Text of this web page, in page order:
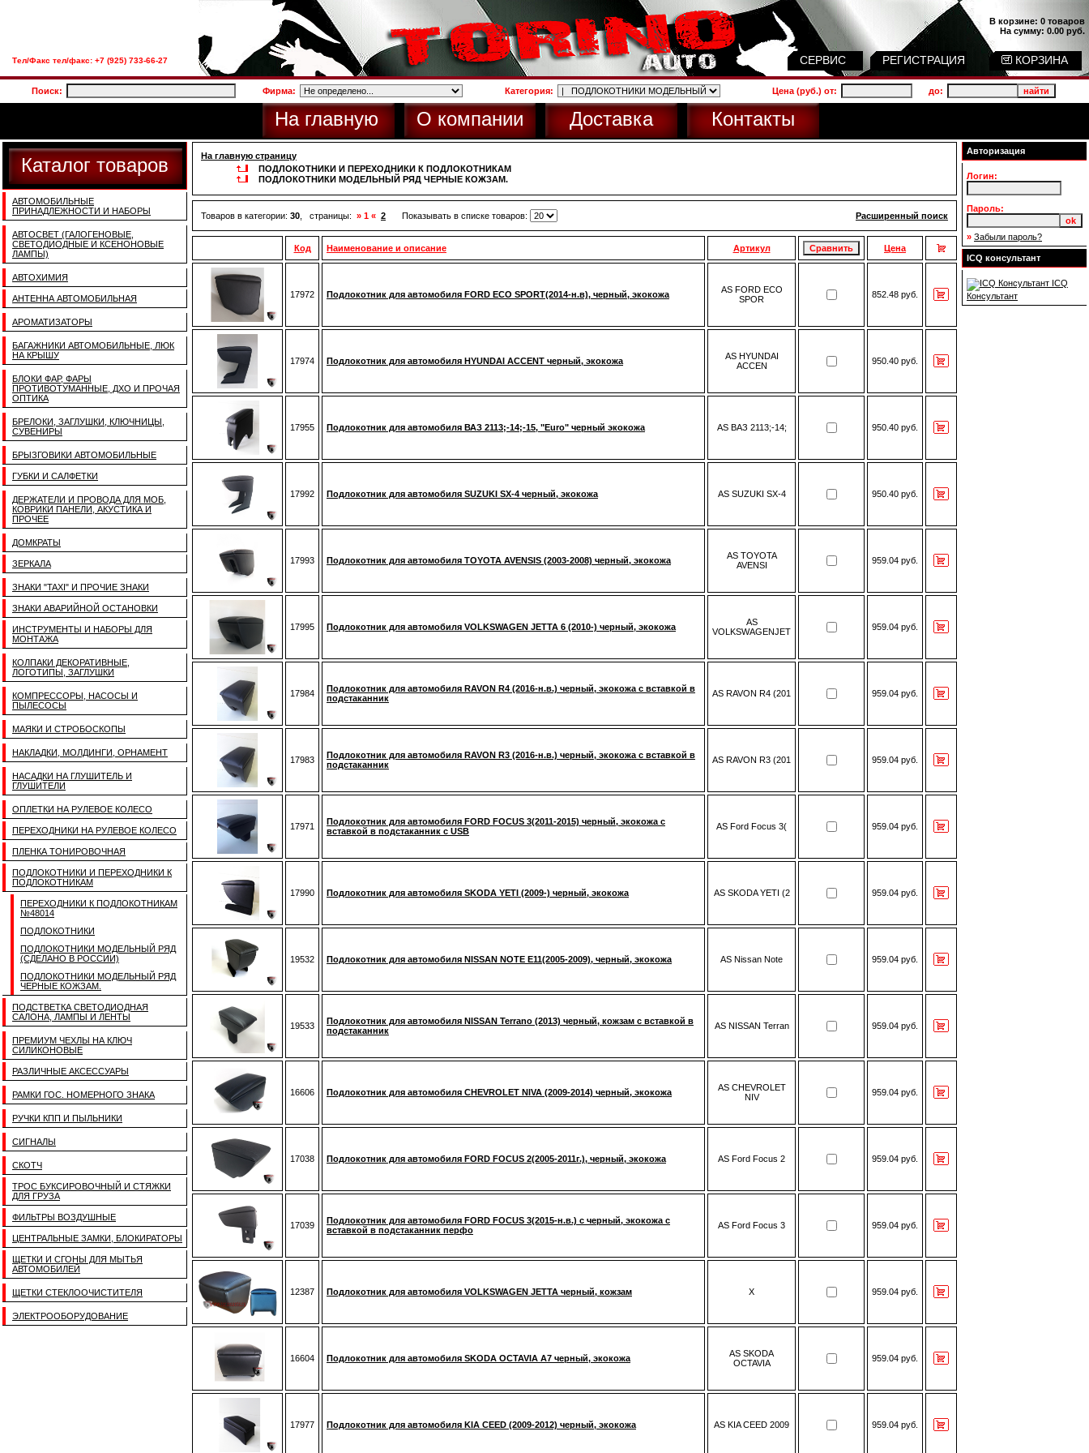
В корзине: 0 товаров
На сумму: 0.00 руб.
Тел/Факс тел/факс: +7 (925) 733-66-27 СЕРВИС РЕГИСТРАЦИЯ КОРЗИНА
Поиск: Фирма: Категория: Цена (руб.) от: до:
На главную О компании Доставка Контакты
Каталог товаров
АВТОМОБИЛЬНЫЕ
ПРИНАДЛЕЖНОСТИ И НАБОРЫ
АВТОСВЕТ (ГАЛОГЕНОВЫЕ,
СВЕТОДИОДНЫЕ И КСЕНОНОВЫЕ
ЛАМПЫ)
АВТОХИМИЯ
АНТЕННА АВТОМОБИЛЬНАЯ
АРОМАТИЗАТОРЫ
БАГАЖНИКИ АВТОМОБИЛЬНЫЕ, ЛЮК
НА КРЫШУ
БЛОКИ ФАР, ФАРЫ
ПРОТИВОТУМАННЫЕ, ДХО И ПРОЧАЯ
ОПТИКА
БРЕЛОКИ, ЗАГЛУШКИ, КЛЮЧНИЦЫ,
СУВЕНИРЫ
БРЫЗГОВИКИ АВТОМОБИЛЬНЫЕ
ГУБКИ И САЛФЕТКИ
ДЕРЖАТЕЛИ И ПРОВОДА ДЛЯ МОБ,
КОВРИКИ ПАНЕЛИ, АКУСТИКА И
ПРОЧЕЕ
ДОМКРАТЫ
ЗЕРКАЛА
ЗНАКИ "TAXI" И ПРОЧИЕ ЗНАКИ
ЗНАКИ АВАРИЙНОЙ ОСТАНОВКИ
ИНСТРУМЕНТЫ И НАБОРЫ ДЛЯ
МОНТАЖА
КОЛПАКИ ДЕКОРАТИВНЫЕ,
ЛОГОТИПЫ, ЗАГЛУШКИ
КОМПРЕССОРЫ, НАСОСЫ И
ПЫЛЕСОСЫ
МАЯКИ И СТРОБОСКОПЫ
НАКЛАДКИ, МОЛДИНГИ, ОРНАМЕНТ
НАСАДКИ НА ГЛУШИТЕЛЬ И
ГЛУШИТЕЛИ
ОПЛЕТКИ НА РУЛЕВОЕ КОЛЕСО
ПЕРЕХОДНИКИ НА РУЛЕВОЕ КОЛЕСО
ПЛЕНКА ТОНИРОВОЧНАЯ
ПОДЛОКОТНИКИ И ПЕРЕХОДНИКИ К
ПОДЛОКОТНИКАМ
ПЕРЕХОДНИКИ К ПОДЛОКОТНИКАМ
№48014
ПОДЛОКОТНИКИ
ПОДЛОКОТНИКИ МОДЕЛЬНЫЙ РЯД
(СДЕЛАНО В РОССИИ)
ПОДЛОКОТНИКИ МОДЕЛЬНЫЙ РЯД
ЧЕРНЫЕ КОЖЗАМ.
ПОДСТВЕТКА СВЕТОДИОДНАЯ
САЛОНА, ЛАМПЫ И ЛЕНТЫ
ПРЕМИУМ ЧЕХЛЫ НА КЛЮЧ
СИЛИКОНОВЫЕ
РАЗЛИЧНЫЕ АКСЕССУАРЫ
РАМКИ ГОС. НОМЕРНОГО ЗНАКА
РУЧКИ КПП И ПЫЛЬНИКИ
СИГНАЛЫ
СКОТЧ
ТРОС БУКСИРОВОЧНЫЙ И СТЯЖКИ
ДЛЯ ГРУЗА
ФИЛЬТРЫ ВОЗДУШНЫЕ
ЦЕНТРАЛЬНЫЕ ЗАМКИ, БЛОКИРАТОРЫ
ЩЕТКИ И СГОНЫ ДЛЯ МЫТЬЯ
АВТОМОБИЛЕЙ
ЩЕТКИ СТЕКЛООЧИСТИТЕЛЯ
ЭЛЕКТРООБОРУДОВАНИЕ
На главную страницу
ПОДЛОКОТНИКИ И ПЕРЕХОДНИКИ К ПОДЛОКОТНИКАМ
ПОДЛОКОТНИКИ МОДЕЛЬНЫЙ РЯД ЧЕРНЫЕ КОЖЗАМ.
Товаров в категории: 30 , страницы: » 1 « 2 Показывать в списке товаров: Расширенный поиск
Код Наименование и описание Артикул Цена
17972 Подлокотник для автомобиля FORD ECO SPORT(2014-н.в), черный, экокожа
AS FORD ECO
SPOR
852.48 руб.
17974 Подлокотник для автомобиля HYUNDAI ACCENT черный, экокожа
AS HYUNDAI
ACCEN
950.40 руб.
17955 Подлокотник для автомобиля ВАЗ 2113;-14;-15, "Euro" черный экокожа AS ВАЗ 2113;-14; 950.40 руб.
17992 Подлокотник для автомобиля SUZUKI SX-4 черный, экокожа AS SUZUKI SX-4 950.40 руб.
17993 Подлокотник для автомобиля TOYOTA AVENSIS (2003-2008) черный, экокожа
AS TOYOTA
AVENSI
959.04 руб.
17995 Подлокотник для автомобиля VOLKSWAGEN JETTA 6 (2010-) черный, экокожа
AS
VOLKSWAGENJET
959.04 руб.
17984
Подлокотник для автомобиля RAVON R4 (2016-н.в.) черный, экокожа с вставкой в
подстаканник
AS RAVON R4 (201 959.04 руб.
17983
Подлокотник для автомобиля RAVON R3 (2016-н.в.) черный, экокожа с вставкой в
подстаканник
AS RAVON R3 (201 959.04 руб.
17971
Подлокотник для автомобиля FORD FOCUS 3(2011-2015) черный, экокожа с
вставкой в подстаканник c USB
AS Ford Focus 3( 959.04 руб.
17990 Подлокотник для автомобиля SKODA YETI (2009-) черный, экокожа AS SKODA YETI (2 959.04 руб.
19532 Подлокотник для автомобиля NISSAN NOTE E11(2005-2009), черный, экокожа AS Nissan Note 959.04 руб.
19533
Подлокотник для автомобиля NISSAN Terrano (2013) черный, кожзам с вставкой в
подстаканник
AS NISSAN Terran 959.04 руб.
16606 Подлокотник для автомобиля CHEVROLET NIVA (2009-2014) черный, экокожа
AS CHEVROLET
NIV
959.04 руб.
17038 Подлокотник для автомобиля FORD FOCUS 2(2005-2011г.), черный, экокожа AS Ford Focus 2 959.04 руб.
17039
Подлокотник для автомобиля FORD FOCUS 3(2015-н.в.) с черный, экокожа с
вставкой в подстаканник перфо
AS Ford Focus 3 959.04 руб.
12387 Подлокотник для автомобиля VOLKSWAGEN JETTA черный, кожзам Х 959.04 руб.
16604 Подлокотник для автомобиля SKODA OCTAVIA A7 черный, экокожа
AS SKODA
OCTAVIA
959.04 руб.
17977 Подлокотник для автомобиля KIA CEED (2009-2012) черный, экокожа AS KIA CEED 2009 959.04 руб.
Авторизация
Логин:
Пароль:
» Забыли пароль?
ICQ консультант
ICQ
Консультант